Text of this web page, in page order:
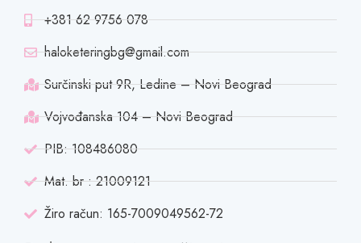
+381 62 9756 078
haloketeringbg@gmail.com
Surčinski put 9R, Ledine – Novi Beograd
Vojvođanska 104 – Novi Beograd
PIB: 108486080
Mat. br : 21009121
Žiro račun: 165-7009049562-72